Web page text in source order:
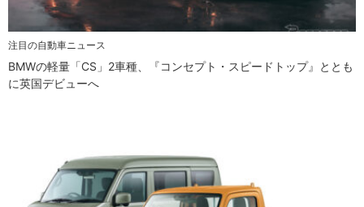
注目の自動車ニュース
BMWの軽量「CS」2車種、『コンセプト・スピードトップ』ととも
に英国デビューへ